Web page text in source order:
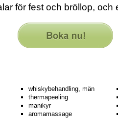
för fest och bröllop, och
whiskybehandling, män
thermapeeling
manikyr
aromamassage